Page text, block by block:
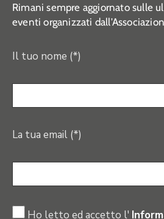
Rimani sempre aggiornato sulle
eventi organizzati
Il tuo nome (*)
La tua email (*)
Ho letto ed accetto l'